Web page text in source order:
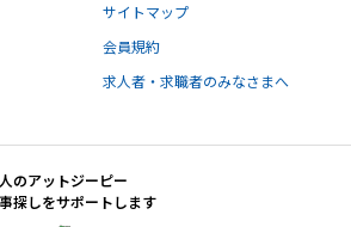
サイトマップ
会員規約
求人者・求職者のみなさまへ
のアットジーピー
探しをサポートします
サービス
の就転職支援サービス